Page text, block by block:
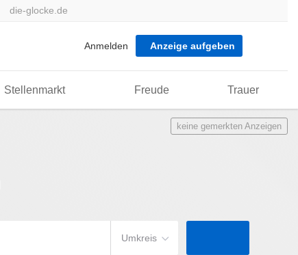
die-glocke.de
Anmelden Anzeige aufgeben
Stellenmarkt Freude Trauer
keine gemerkten Anzeigen
Umkreis